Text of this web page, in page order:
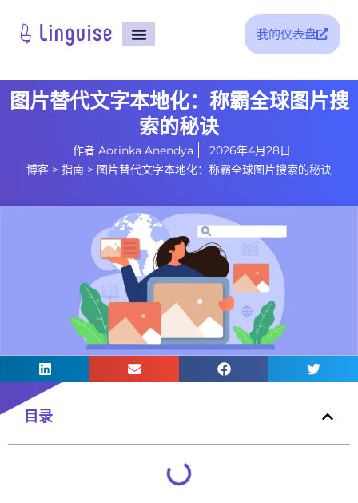
我的仪表盘
图片替代文字本地化：称霸全球图片搜
索的秘诀
作者 Aorinka Anendya
2026年4月28日
博客 > 指南 > 图片替代文字本地化：称霸全球图片搜索的秘诀
目录